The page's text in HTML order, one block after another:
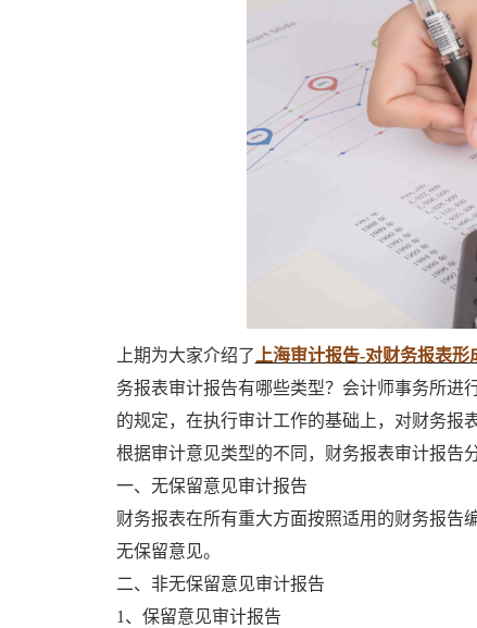
上期为大家介绍了 上海审计报告-对财务报表
务报表审计报告有哪些类型？会计师事务所进
的规定，在执行审计工作的基础上，对财务报
根据审计意见类型的不同，财务报表审计报告
一、无保留意见审计报告
财务报表在所有重大方面按照适用的财务报告
无保留意见。
二、非无保留意见审计报告
1、保留意见审计报告